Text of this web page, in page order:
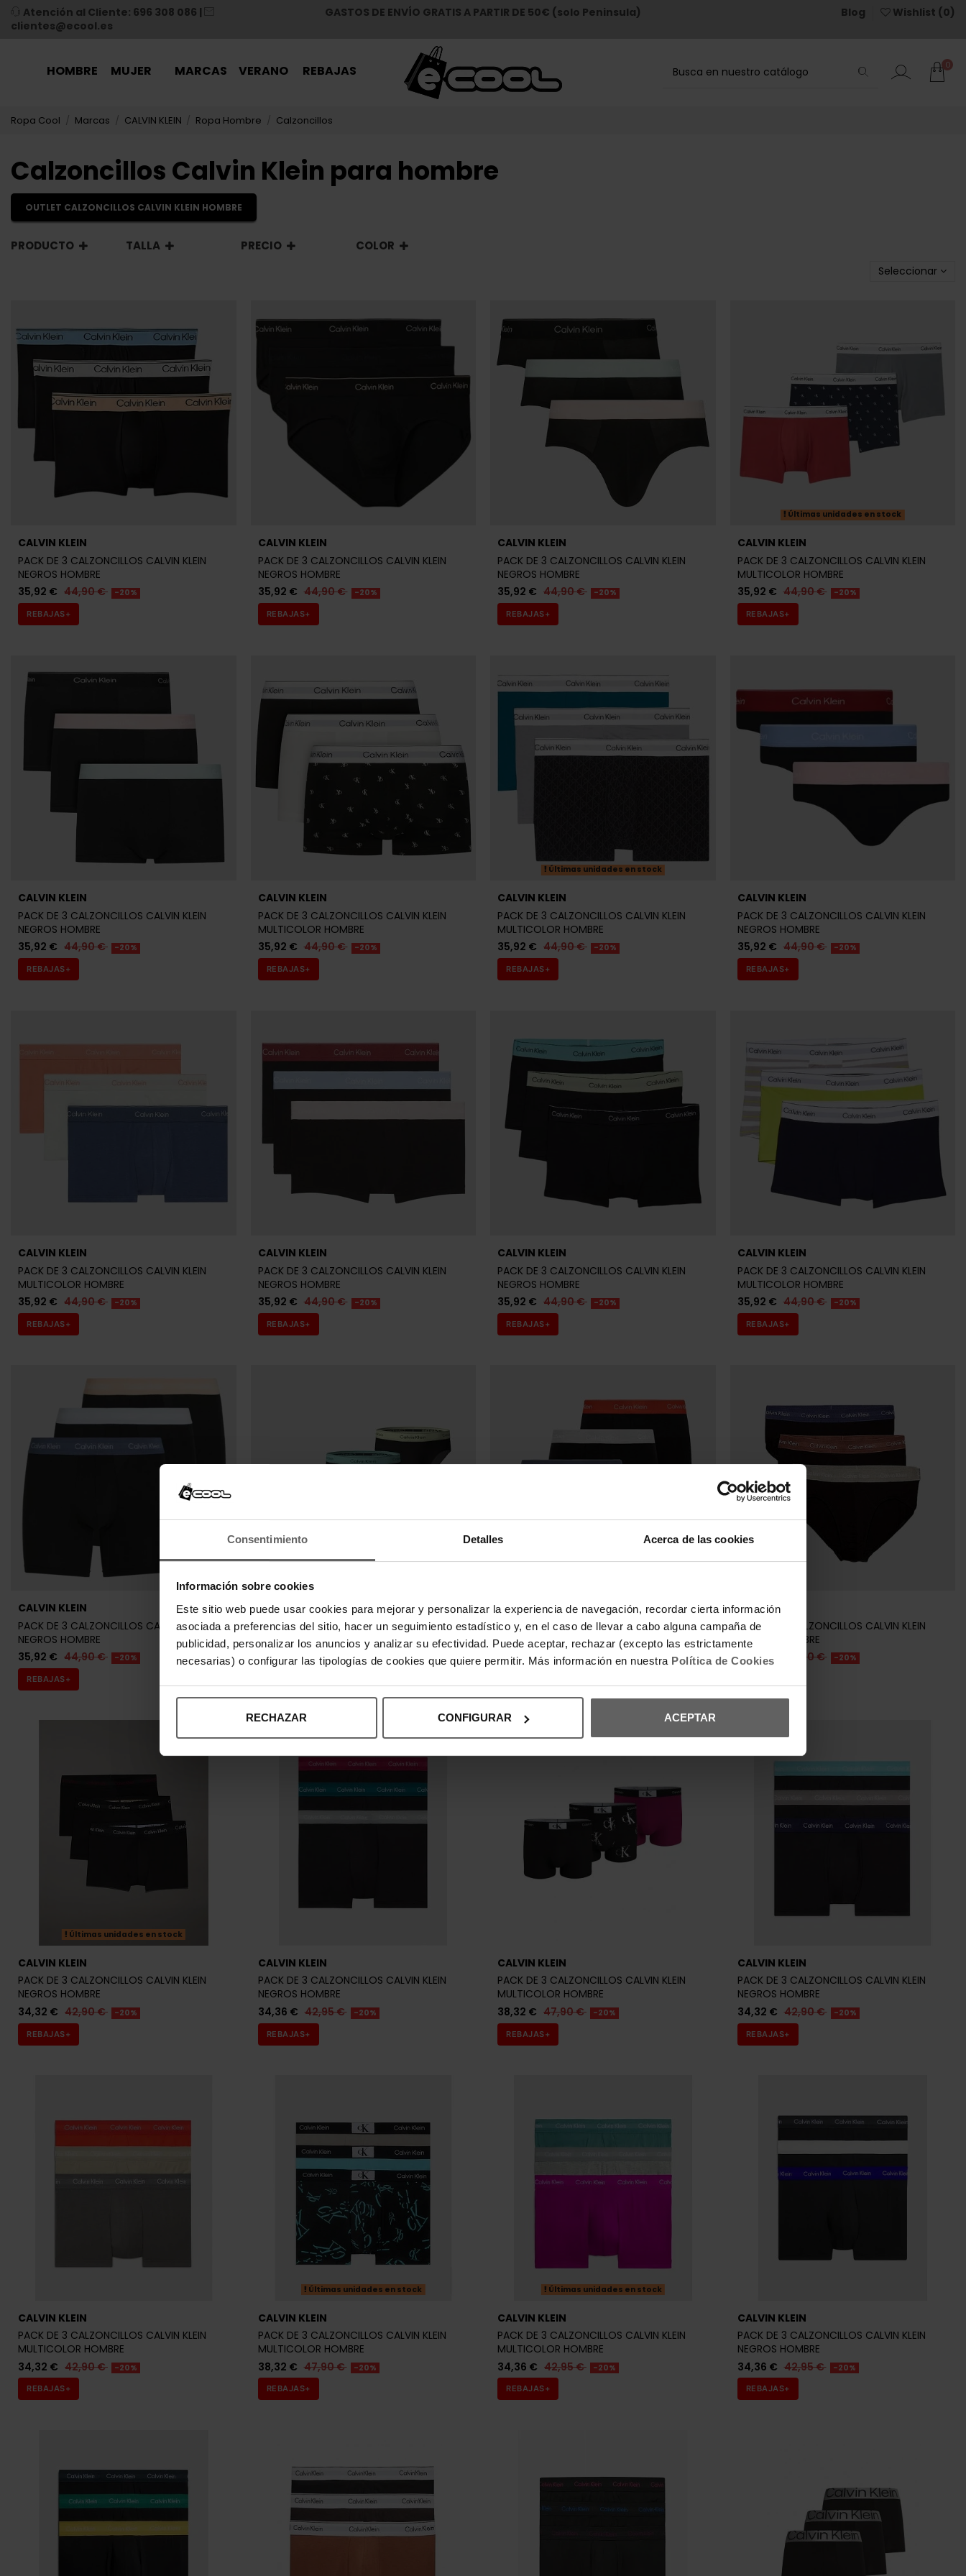
Consentimiento Detalles Acerca de las cookies
Información sobre cookies
Este sitio web puede usar cookies para mejorar y personalizar la experiencia de navegación, recordar cierta información
asociada a preferencias del sitio, hacer un seguimiento estadístico y, en el caso de llevar a cabo alguna campaña de
publicidad, personalizar los anuncios y analizar su efectividad. Puede aceptar, rechazar (excepto las estrictamente
necesarias) o configurar las tipologías de cookies que quiere permitir. Más información en nuestra Política de Cookies
RECHAZAR CONFIGURAR ACEPTAR
Atención al Cliente: 696 308 086 |
clientes@ecool.es
GASTOS DE ENVÍO GRATIS A PARTIR DE 50€ (solo Peninsula) Blog Wishlist (0)
HOMBRE MUJER MARCAS VERANO REBAJAS 0
Ropa Cool Marcas CALVIN KLEIN Ropa Hombre Calzoncillos
Calzoncillos Calvin Klein para hombre
OUTLET CALZONCILLOS CALVIN KLEIN HOMBRE
PRODUCTO TALLA PRECIO COLOR
Seleccionar
CALVIN KLEIN
PACK DE 3 CALZONCILLOS CALVIN KLEIN
NEGROS HOMBRE
35,92 € 44,90 € -20%
REBAJAS+
CALVIN KLEIN
PACK DE 3 CALZONCILLOS CALVIN KLEIN
NEGROS HOMBRE
35,92 € 44,90 € -20%
REBAJAS+
CALVIN KLEIN
PACK DE 3 CALZONCILLOS CALVIN KLEIN
NEGROS HOMBRE
35,92 € 44,90 € -20%
REBAJAS+
Últimas unidades en stock
CALVIN KLEIN
PACK DE 3 CALZONCILLOS CALVIN KLEIN
MULTICOLOR HOMBRE
35,92 € 44,90 € -20%
REBAJAS+
CALVIN KLEIN
PACK DE 3 CALZONCILLOS CALVIN KLEIN
NEGROS HOMBRE
35,92 € 44,90 € -20%
REBAJAS+
CALVIN KLEIN
PACK DE 3 CALZONCILLOS CALVIN KLEIN
MULTICOLOR HOMBRE
35,92 € 44,90 € -20%
REBAJAS+
Últimas unidades en stock
CALVIN KLEIN
PACK DE 3 CALZONCILLOS CALVIN KLEIN
MULTICOLOR HOMBRE
35,92 € 44,90 € -20%
REBAJAS+
CALVIN KLEIN
PACK DE 3 CALZONCILLOS CALVIN KLEIN
NEGROS HOMBRE
35,92 € 44,90 € -20%
REBAJAS+
CALVIN KLEIN
PACK DE 3 CALZONCILLOS CALVIN KLEIN
MULTICOLOR HOMBRE
35,92 € 44,90 € -20%
REBAJAS+
CALVIN KLEIN
PACK DE 3 CALZONCILLOS CALVIN KLEIN
NEGROS HOMBRE
35,92 € 44,90 € -20%
REBAJAS+
CALVIN KLEIN
PACK DE 3 CALZONCILLOS CALVIN KLEIN
NEGROS HOMBRE
35,92 € 44,90 € -20%
REBAJAS+
CALVIN KLEIN
PACK DE 3 CALZONCILLOS CALVIN KLEIN
MULTICOLOR HOMBRE
35,92 € 44,90 € -20%
REBAJAS+
CALVIN KLEIN
PACK DE 3 CALZONCILLOS CALVIN KLEIN
NEGROS HOMBRE
35,92 € 44,90 € -20%
REBAJAS+
CALVIN KLEIN
PACK DE 3 CALZONCILLOS CALVIN KLEIN
NEGROS HOMBRE
35,92 € 44,90 € -20%
CALVIN KLEIN
PACK DE 3 CALZONCILLOS CALVIN KLEIN
NEGROS HOMBRE
35,92 € 44,90 € -20%
CALVIN KLEIN
PACK DE 3 CALZONCILLOS CALVIN KLEIN
NEGROS HOMBRE
34,32 €
42,90 € -20%
Últimas unidades en stock
CALVIN KLEIN
PACK DE 3 CALZONCILLOS CALVIN KLEIN
NEGROS HOMBRE
34,32 € 42,90 € -20%
REBAJAS+
CALVIN KLEIN
PACK DE 3 CALZONCILLOS CALVIN KLEIN
NEGROS HOMBRE
34,36 € 42,95 € -20%
REBAJAS+
CALVIN KLEIN
PACK DE 3 CALZONCILLOS CALVIN KLEIN
MULTICOLOR HOMBRE
38,32 € 47,90 € -20%
REBAJAS+
CALVIN KLEIN
PACK DE 3 CALZONCILLOS CALVIN KLEIN
NEGROS HOMBRE
34,32 € 42,90 € -20%
REBAJAS+
CALVIN KLEIN
PACK DE 3 CALZONCILLOS CALVIN KLEIN
MULTICOLOR HOMBRE
34,32 € 42,90 € -20%
REBAJAS+
Últimas unidades en stock
CALVIN KLEIN
PACK DE 3 CALZONCILLOS CALVIN KLEIN
MULTICOLOR HOMBRE
38,32 € 47,90 € -20%
REBAJAS+
Últimas unidades en stock
CALVIN KLEIN
PACK DE 3 CALZONCILLOS CALVIN KLEIN
MULTICOLOR HOMBRE
34,36 € 42,95 € -20%
REBAJAS+
CALVIN KLEIN
PACK DE 3 CALZONCILLOS CALVIN KLEIN
NEGROS HOMBRE
34,36 € 42,95 € -20%
REBAJAS+